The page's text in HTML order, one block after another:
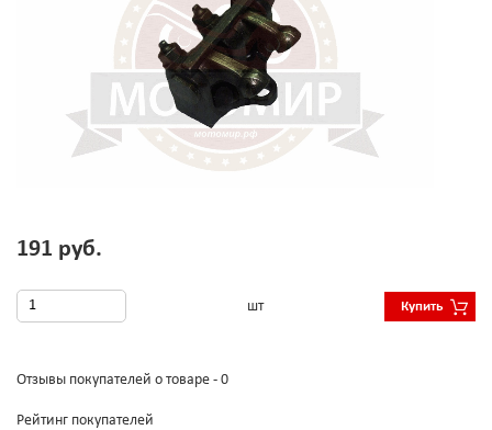
191 руб.
шт Купить
Отзывы покупателей о товаре - 0
Рейтинг покупателей